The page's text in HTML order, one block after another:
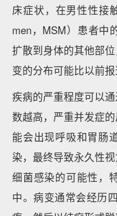
床症状，在男性性接
men，MSM）患者中
扩散到身体的其他部
变的分布可能比以前报
疾病的严重程度可以
数越高，严重并发症
能会出现呼吸和胃肠
染，最终导致永久性
细菌感染的可能性，
中。病变通常会经历